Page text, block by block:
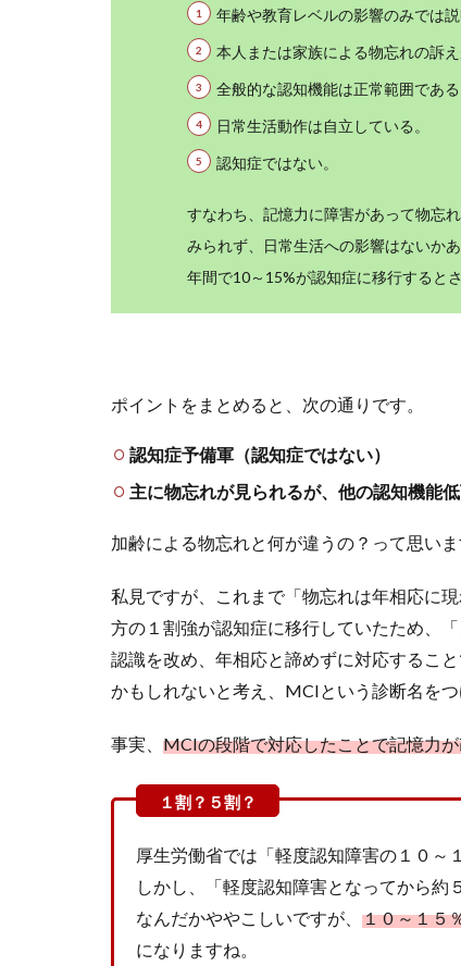
年齢や教育レベルの影響のみでは
本人または家族による物忘れの訴え
全般的な認知機能は正常範囲である
日常生活動作は自立している。
認知症ではない。
すなわち、記憶力に障害があって物忘
みられず、日常生活への影響はないか
年間で10～15%が認知症に移行すると
ポイントをまとめると、次の通りです。
認知症予備軍（認知症ではない）
主に物忘れが見られるが、他の認知機能
加齢による物忘れと何が違うの？って思いま
私見ですが、これまで「物忘れは年相応に
方の１割強が認知症に移行していたため、
認識を改め、年相応と諦めずに対応するこ
かもしれないと考え、MCIという診断名をつ
事実、 MCIの段階で対応したことで記憶力
厚生労働省では「軽度認知障害の１０～
しかし、「軽度認知障害となってから約
なんだかややこしいですが、 １０～１５
になりますね。